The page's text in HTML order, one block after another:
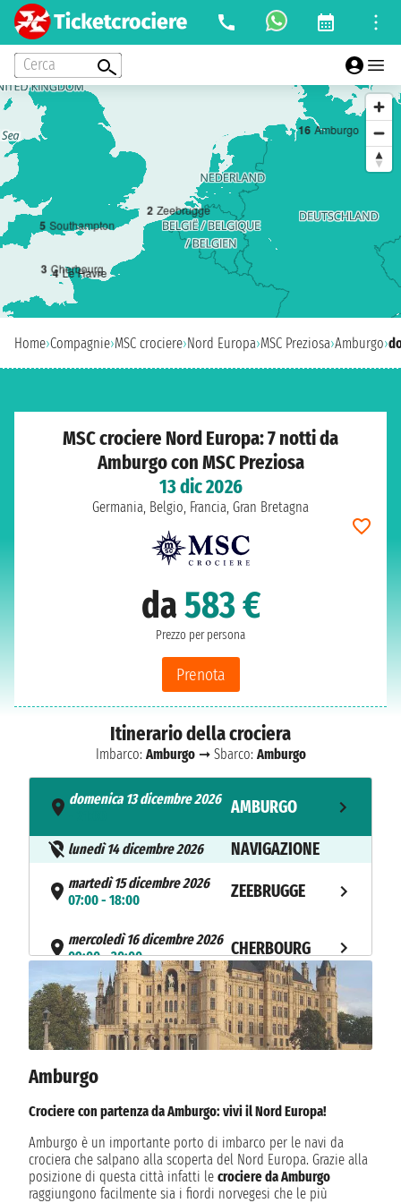
Cerca
16 Amburgo
2 Zeebrugge
3 Cherbourg
4 Le Havre
5 Southampton
Home›Compagnie›MSC crociere›Nord Europa›MSC Preziosa›Amburgo›
MSC crociere Nord Europa: 7 notti da
Amburgo con MSC Preziosa
13 dic 2026
Germania, Belgio, Francia, Gran Bretagna
da583 €
Prezzo per persona
Prenota
Itinerario della crociera
Imbarco: Amburgo➞ Sbarco: Amburgo
domenica 13 dicembre 2026 AMBURGO
lunedì 14 dicembre 2026 NAVIGAZIONE
martedì 15 dicembre 2026
07:00 - 18:00
ZEEBRUGGE
mercoledì 16 dicembre 2026
09:00 - 20:00
CHERBOURG
giovedì 17 dicembre 2026
09:00 - 21:00
LE HAVRE
venerdì 18 dicembre 2026
08:00 - 20:00
sabato 19 dicembre 2026 NAVIGAZIONE
domenica 20 dicembre 2026
07:00
AMBURGO
Amburgo
Crociere con partenza da Amburgo: vivi il Nord Europa!
Amburgo è un importante porto di imbarco per le navi da
crociera che salpano alla scoperta del Nord Europa. Grazie alla
posizione di questa città infatti le crociere da Amburgo
raggiungono facilmente sia i fiordi norvegesi che le più